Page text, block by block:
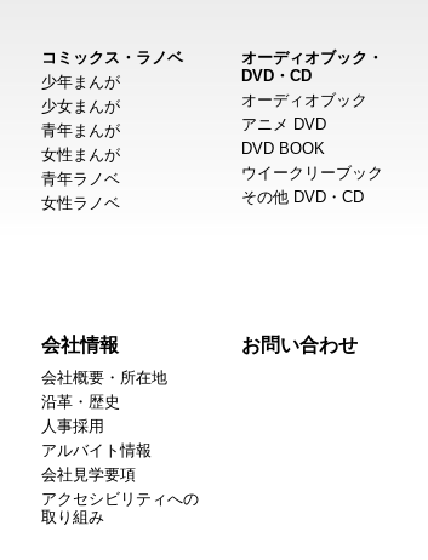
コミックス・ラノベ
少年まんが
少女まんが
青年まんが
女性まんが
青年ラノベ
女性ラノベ
オーディオブック・
DVD・CD
オーディオブック
アニメ DVD
DVD BOOK
ウイークリーブック
その他 DVD・CD
会社情報
会社概要・所在地
沿革・歴史
人事採用
アルバイト情報
会社見学要項
アクセシビリティへの
取り組み
お問い合わせ